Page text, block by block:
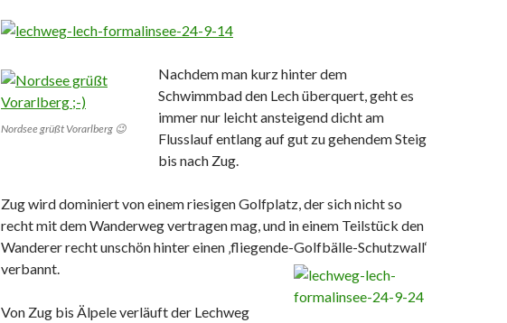
Nordsee grüßt Vorarlberg 😉
Nachdem man kurz hinter dem
Schwimmbad den Lech überquert, geht es
immer nur leicht ansteigend dicht am
Flusslauf entlang auf gut zu gehendem Steig
bis nach Zug.
Zug wird dominiert von einem riesigen Golfplatz, der sich nicht so
recht mit dem Wanderweg vertragen mag, und in einem Teilstück den
Wanderer recht unschön hinter einen ‚fliegende-Golfbälle-Schutzwall‘
verbannt.
Von Zug bis Älpele verläuft der Lechweg